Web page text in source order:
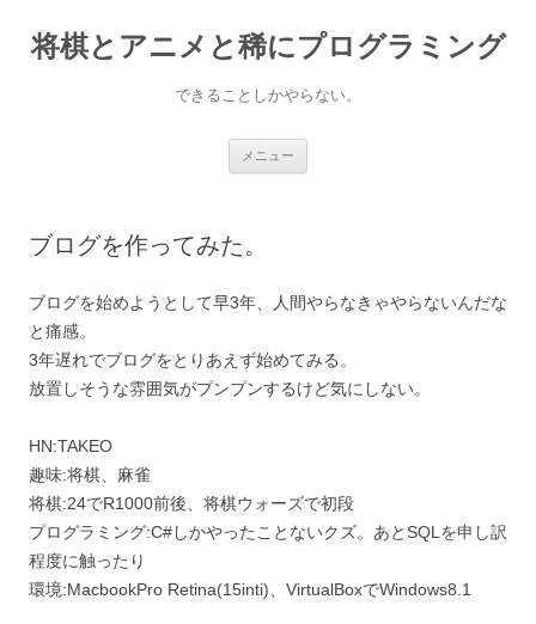
テ
ン
将棋とアニメと稀にプログラミング
できることしかやらない。
メニュー
ブログを作ってみた。
ブログを始めようとして早3年、人間やらなきゃやらないんだな
と痛感。
3年遅れでブログをとりあえず始めてみる。
放置しそうな雰囲気がプンプンするけど気にしない。
HN:TAKEO
趣味:将棋、麻雀
将棋:24でR1000前後、将棋ウォーズで初段
プログラミング:C#しかやったことないクズ。あとSQLを申し訳
程度に触ったり
環境:MacbookPro Retina(15inti)、VirtualBoxでWindows8.1